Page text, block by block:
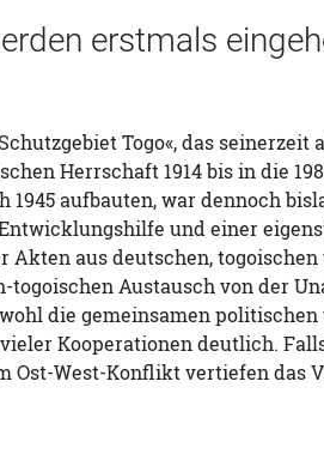
erstmals
Togo«, das seinerzeit
Herrschaft 1914 bis in die
aufbauten, war dennoch
und einer
aus deutschen, togoischen
Austausch von der
die gemeinsamen politischen
Kooperationen deutlich.
Ost-West-Konflikt vertiefen das